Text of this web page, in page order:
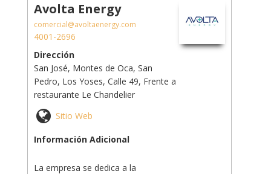
Avolta Energy
comercial@avoltaenergy.com
4001-2696
Dirección
San José, Montes de Oca, San
Pedro, Los Yoses, Calle 49, Frente a
restaurante Le Chandelier
Sitio Web
Información Adicional
La empresa se dedica a la